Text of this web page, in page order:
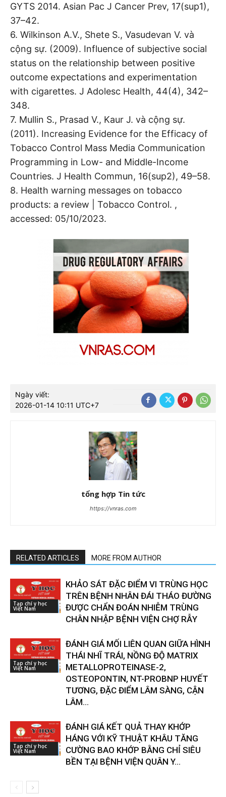
GYTS 2014. Asian Pac J Cancer Prev, 17(sup1),
37–42.
6. Wilkinson A.V., Shete S., Vasudevan V. và
cộng sự. (2009). Influence of subjective social
status on the relationship between positive
outcome expectations and experimentation
with cigarettes. J Adolesc Health, 44(4), 342–
348.
7. Mullin S., Prasad V., Kaur J. và cộng sự.
(2011). Increasing Evidence for the Efficacy of
Tobacco Control Mass Media Communication
Programming in Low- and Middle-Income
Countries. J Health Commun, 16(sup2), 49–58.
8. Health warning messages on tobacco
products: a review | Tobacco Control. ,
accessed: 05/10/2023.
Ngày viết:
2026-01-14 10:11 UTC+7
tổng hợp Tin tức
https://vnras.com
RELATED ARTICLES MORE FROM AUTHOR
Tạp chí y học
Việt Nam
KHẢO SÁT ĐẶC ĐIỂM VI TRÙNG HỌC
TRÊN BỆNH NHÂN ĐÁI THÁO ĐƯỜNG
ĐƯỢC CHẨN ĐOÁN NHIỄM TRÙNG
CHÂN NHẬP BỆNH VIỆN CHỢ RẪY
Tạp chí y học
Việt Nam
ĐÁNH GIÁ MỐI LIÊN QUAN GIỮA HÌNH
THÁI NHĨ TRÁI, NỒNG ĐỘ MATRIX
METALLOPROTEINASE-2,
OSTEOPONTIN, NT-PROBNP HUYẾT
TƯƠNG, ĐẶC ĐIỂM LÂM SÀNG, CẬN
LÂM...
Tạp chí y học
Việt Nam
ĐÁNH GIÁ KẾT QUẢ THAY KHỚP
HÁNG VỚI KỸ THUẬT KHÂU TĂNG
CƯỜNG BAO KHỚP BẰNG CHỈ SIÊU
BỀN TẠI BỆNH VIỆN QUÂN Y...